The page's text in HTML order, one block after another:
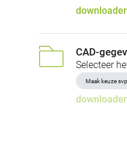
CAD-
Selecteer